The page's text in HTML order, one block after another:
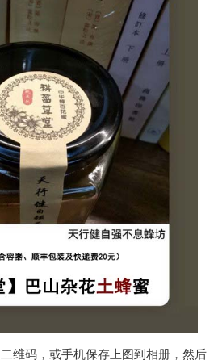
维码，或手机保存上图到相册，然后